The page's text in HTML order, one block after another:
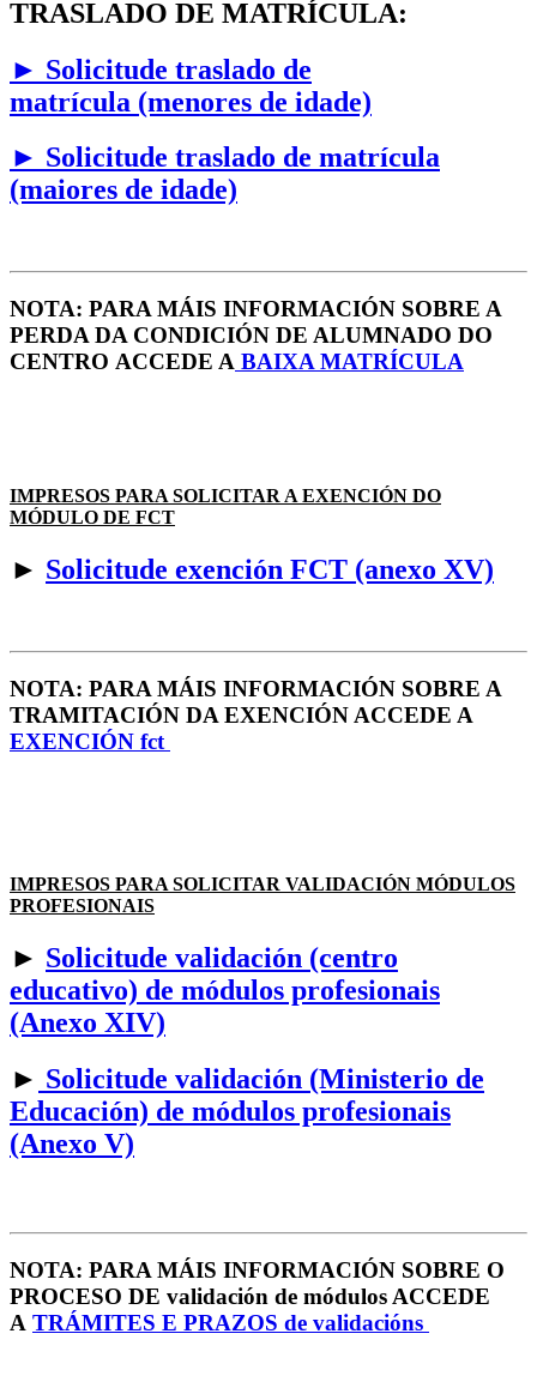
TRASLADO DE MATRÍCULA:
► Solicitude traslado de
matrícula (menores de idade)
► Solicitude traslado de matrícula
(maiores de idade)
NOTA: PARA MÁIS INFORMACIÓN SOBRE A
PERDA DA CONDICIÓN DE ALUMNADO DO
CENTRO ACCEDE A BAIXA MATRÍCULA
IMPRESOS PARA SOLICITAR A EXENCIÓN DO
MÓDULO DE FCT
► Solicitude exención FCT (anexo XV)
NOTA: PARA MÁIS INFORMACIÓN SOBRE A
TRAMITACIÓN DA EXENCIÓN ACCEDE A
EXENCIÓN fct
IMPRESOS PARA SOLICITAR VALIDACIÓN MÓDULOS
PROFESIONAIS
► Solicitude validación (centro
educativo) de módulos profesionais
(Anexo XIV)
► Solicitude validación (Ministerio de
Educación) de módulos profesionais
(Anexo V)
NOTA: PARA MÁIS INFORMACIÓN SOBRE O
PROCESO DE validación de módulos ACCEDE
A TRÁMITES E PRAZOS de validacións